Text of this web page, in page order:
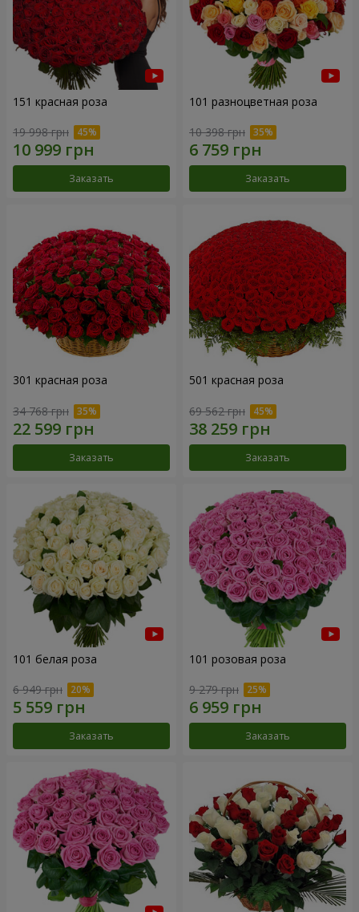
151 красная роза
19 998 грн
Заказать
101 разноцветная роза
10 398 грн
Заказать
301 красная роза
34 768 грн
Заказать
501 красная роза
69 562 грн
Заказать
101 белая роза
6 949 грн
Заказать
101 розовая роза
9 279 грн
Заказать